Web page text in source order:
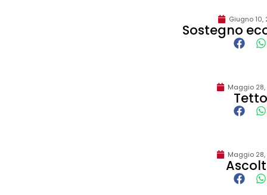
Giugno 10,
Sostegno
Maggio
Tetto
Maggio